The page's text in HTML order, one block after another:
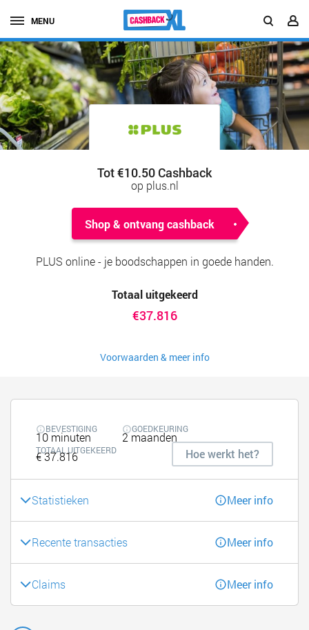
MENU
Tot €10.50 Cashback
op plus.nl
Shop & ontvang cashback
PLUS online - je boodschappen in goede handen.
Totaal uitgekeerd
€37.816
Voorwaarden & meer info
BEVESTIGING
10 minuten
GOEDKEURING
2 maanden
TOTAAL UITGEKEERD
€ 37.816 Hoe werkt het?
Statistieken Meer info
Recente transacties Meer info
Claims Meer info